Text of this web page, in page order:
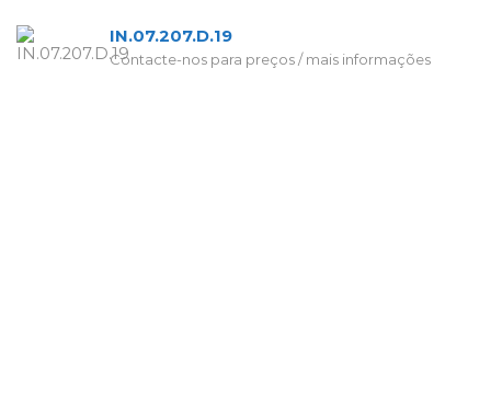
IN.07.207.D.19
Contacte-nos para preços / mais informações